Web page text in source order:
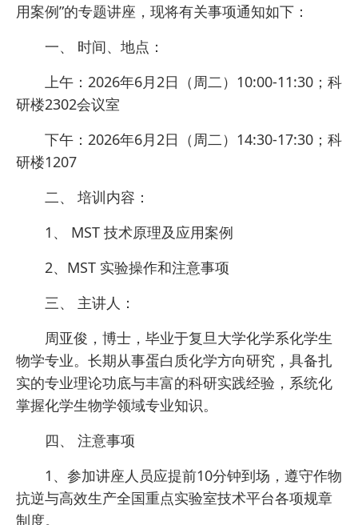
用案例”的专题讲座，现将有关事项通知如下：
一、 时间、地点：
上午：2026年6月2日（周二）10:00-11:30；科
研楼2302会议室
下午：2026年6月2日（周二）14:30-17:30；科
研楼1207
二、 培训内容：
1、 MST 技术原理及应用案例
2、MST 实验操作和注意事项
三、 主讲人：
周亚俊，博士，毕业于复旦大学化学系化学生
物学专业。长期从事蛋白质化学方向研究，具备扎
实的专业理论功底与丰富的科研实践经验，系统化
掌握化学生物学领域专业知识。
四、 注意事项
1、参加讲座人员应提前10分钟到场，遵守作物
抗逆与高效生产全国重点实验室技术平台各项规章
制度。